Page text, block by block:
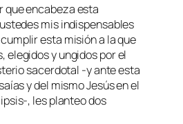
que encabeza esta
mis indispensables
esta misión a la que
elegidos y ungidos por el
sacerdotal -y ante esta
y del mismo Jesús en el
, les planteo dos